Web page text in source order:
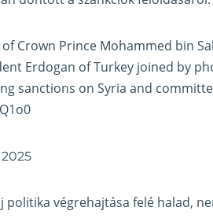
Crown Prince Mohammed bin
Erdogan of Turkey joined by
sanctions on Syria and
2025
végrehajtása felé halad,